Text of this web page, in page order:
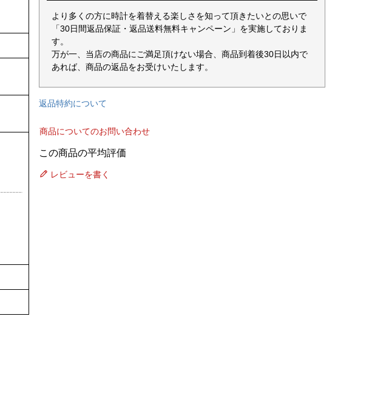
より多くの方に時計を着替える楽しさを知って頂きたいとの思いで
「30日間返品保証・返品送料無料キャンペーン」を実施しておりま
す。
万が一、当店の商品にご満足頂けない場合、商品到着後30日以内で
あれば、商品の返品をお受けいたします。
返品特約について
商品についてのお問い合わせ
レビューを書く